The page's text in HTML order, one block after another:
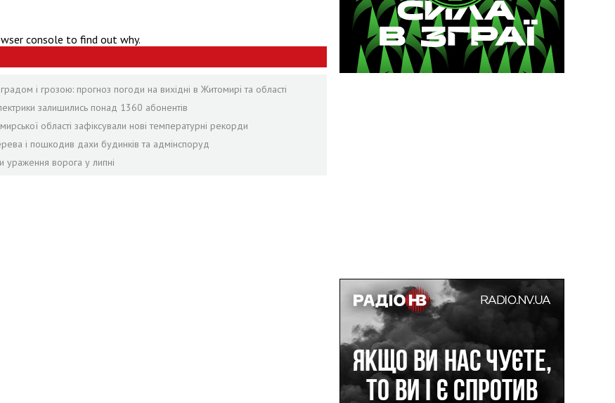
console to find out why.
і грозою: прогноз погоди на вихідні в Житомирі та області
залишились понад 1360 абонентів
області зафіксували нові температурні рекорди
і пошкодив дахи будинків та адмінспоруд
ураження ворога у липні